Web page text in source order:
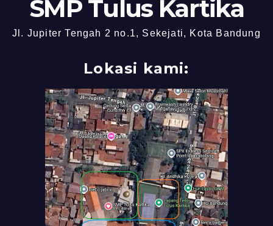
SMP Tulus Kartika
Jl. Jupiter Tengah 2 no.1, Sekejati, Kota Bandung
Lokasi kami: